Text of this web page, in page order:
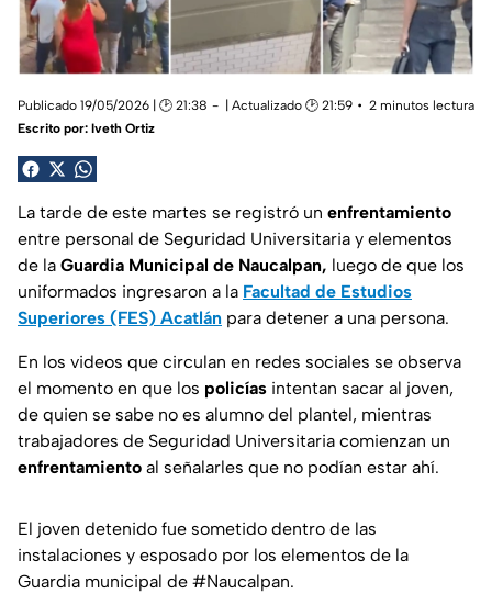
Publicado 19/05/2026 | 🕑 21:38 | Actualizado 🕑 21:59
2 minutos lectura
Escrito por: Iveth Ortiz
La tarde de este martes se registró un enfrentamiento
entre personal de Seguridad Universitaria y elementos
de la Guardia Municipal de Naucalpan, luego de que los
uniformados ingresaron a la Facultad de Estudios
Superiores (FES) Acatlán para detener a una persona.
En los videos que circulan en redes sociales se observa
el momento en que los policías intentan sacar al joven,
de quien se sabe no es alumno del plantel, mientras
trabajadores de Seguridad Universitaria comienzan un
enfrentamiento al señalarles que no podían estar ahí.
El joven detenido fue sometido dentro de las
instalaciones y esposado por los elementos de la
Guardia municipal de #Naucalpan.